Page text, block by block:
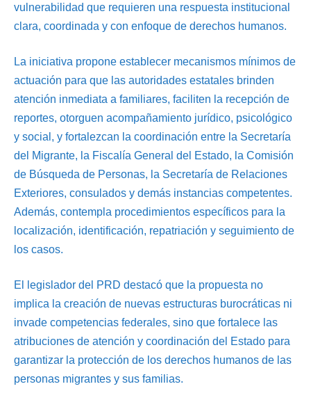
vulnerabilidad que requieren una respuesta institucional
clara, coordinada y con enfoque de derechos humanos.
La iniciativa propone establecer mecanismos mínimos de
actuación para que las autoridades estatales brinden
atención inmediata a familiares, faciliten la recepción de
reportes, otorguen acompañamiento jurídico, psicológico
y social, y fortalezcan la coordinación entre la Secretaría
del Migrante, la Fiscalía General del Estado, la Comisión
de Búsqueda de Personas, la Secretaría de Relaciones
Exteriores, consulados y demás instancias competentes.
Además, contempla procedimientos específicos para la
localización, identificación, repatriación y seguimiento de
los casos.
El legislador del PRD destacó que la propuesta no
implica la creación de nuevas estructuras burocráticas ni
invade competencias federales, sino que fortalece las
atribuciones de atención y coordinación del Estado para
garantizar la protección de los derechos humanos de las
personas migrantes y sus familias.